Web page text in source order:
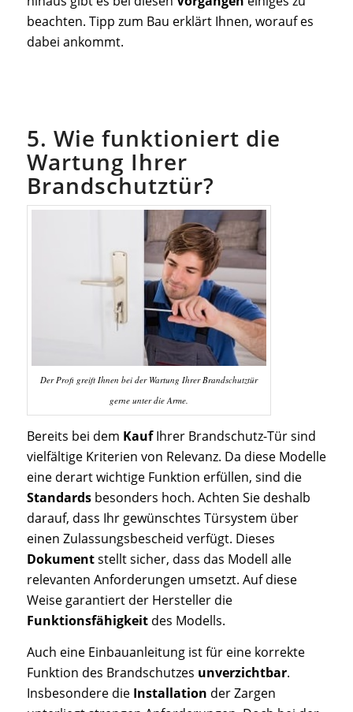
beachten. Tipp zum Bau erklärt Ihnen, worauf es
dabei ankommt.
5. Wie funktioniert die
Wartung Ihrer
Brandschutztür?
Der Profi greift Ihnen bei der Wartung Ihrer Brandschutztür
gerne unter die Arme.
Bereits bei dem KaufIhrer Brandschutz-Tür sind
vielfältige Kriterien von Relevanz. Da diese Modelle
eine derart wichtige Funktion erfüllen, sind die
Standardsbesonders hoch. Achten Sie deshalb
darauf, dass Ihr gewünschtes Türsystem über
einen Zulassungsbescheid verfügt. Dieses
Dokumentstellt sicher, dass das Modell alle
relevanten Anforderungen umsetzt. Auf diese
Weise garantiert der Hersteller die
Funktionsfähigkeitdes Modells.
Auch eine Einbauanleitung ist für eine korrekte
Funktion des Brandschutzes unverzichtbar.
Insbesondere die Installation der Zargen